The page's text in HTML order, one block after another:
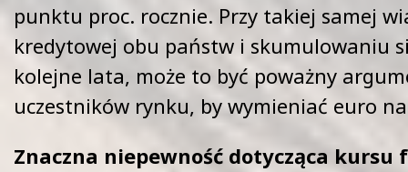
punktu proc. rocznie. Przy takiej samej
kredytowej obu państw i skumulowaniu
kolejne lata, może to być poważny
uczestników rynku, by wymieniać euro
Znaczna niepewność dotycząca kursu